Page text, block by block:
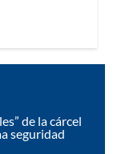
de la cárcel
seguridad